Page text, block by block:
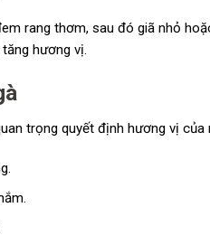
rang thơm, sau đó giã nhỏ
hương vị.
trọng quyết định hương vị